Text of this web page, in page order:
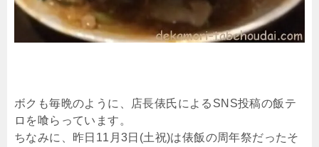
ボクも毎晩のように、店長俵氏によるSNS投稿の飯テ
ロを喰らっています。
ちなみに、昨日11月3日(土祝)は俵飯の周年祭だったそ